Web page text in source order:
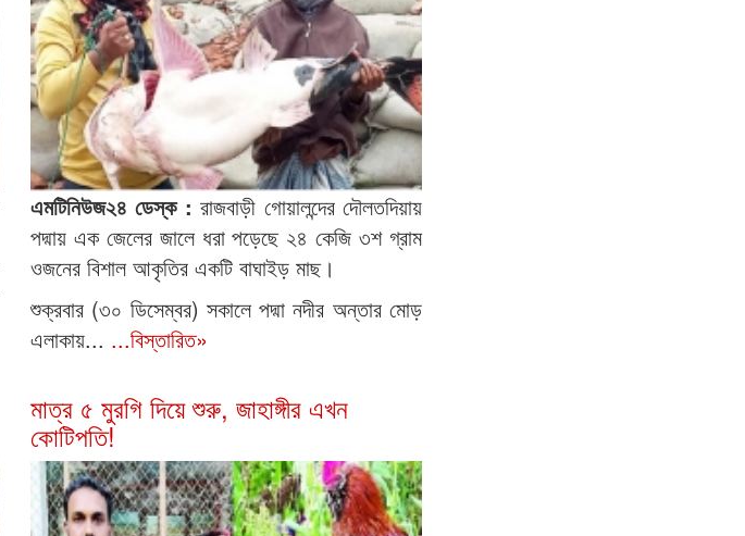
এমটিনিউজ২৪ ডেস্ক : রাজবাড়ী গোয়ালন্দের দৌলতদিয়ায়
পদ্মায় এক জেলের জালে ধরা পড়েছে ২৪ কেজি ৩শ গ্রাম
ওজনের বিশাল আকৃতির একটি বাঘাইড় মাছ।
শুক্রবার (৩০ ডিসেম্বর) সকালে পদ্মা নদীর অন্তার মোড়
এলাকায়... ...বিস্তারিত»
মাত্র ৫ মুরগি দিয়ে শুরু, জাহাঙ্গীর এখন
কোটিপতি!